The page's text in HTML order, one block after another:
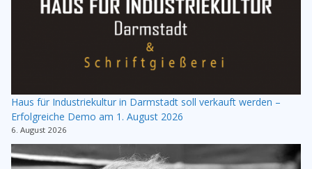
Haus für Industriekultur in Darmstadt soll verkauft werden –
Erfolgreiche Demo am 1. August 2026
6. August 2026